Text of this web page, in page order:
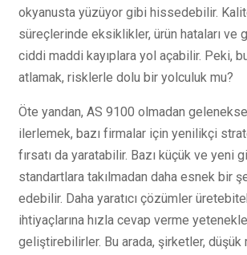
okyanusta yüzüyor gibi hissedebilir.
süreçlerinde eksiklikler, ürün hataları ve
ciddi maddi kayıplara yol açabilir. Peki,
atlamak, risklerle dolu bir yolculuk mu?
Öte yandan, AS 9100 olmadan
ilerlemek, bazı firmalar için yenilikçi
fırsatı da yaratabilir. Bazı küçük ve yeni
standartlara takılmadan daha esnek bir
edebilir. Daha yaratıcı çözümler
ihtiyaçlarına hızla cevap verme
geliştirebilirler. Bu arada, şirketler, düşük